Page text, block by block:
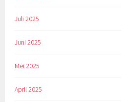
Juli 2025
Juni 2025
Mei 2025
April 2025